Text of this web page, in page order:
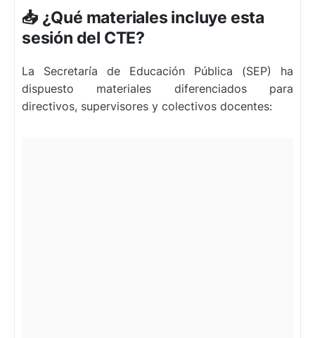
📥 ¿Qué materiales incluye esta
sesión del CTE?
La Secretaría de Educación Pública (SEP) ha
dispuesto materiales diferenciados para
directivos, supervisores y colectivos docentes: